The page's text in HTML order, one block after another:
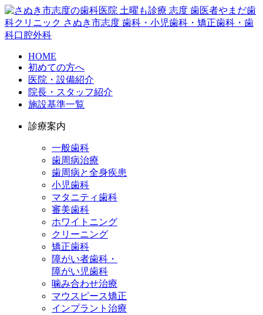
HOME
初めての方へ
医院・設備紹介
院長・スタッフ紹介
施設基準一覧
診療案内
一般歯科
歯周病治療
歯周病と全身疾患
小児歯科
マタニティ歯科
審美歯科
ホワイトニング
クリーニング
矯正歯科
障がい者歯科・
障がい児歯科
噛み合わせ治療
マウスピース矯正
インプラント治療